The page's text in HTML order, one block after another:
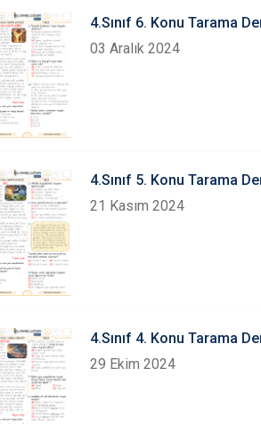
4.Sınıf 6. Konu Tarama
03 Aralık 2024
4.Sınıf 5. Konu Tarama
21 Kasım 2024
4.Sınıf 4. Konu Tarama
29 Ekim 2024